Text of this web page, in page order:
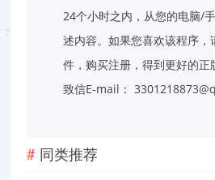
24个小时之内，从您的电脑/
述内容。如果您喜欢该程序，
件，购买注册，得到更好的正
致信E-mail：
同类推荐